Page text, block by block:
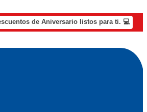
de Aniversario listos para ti. 💻